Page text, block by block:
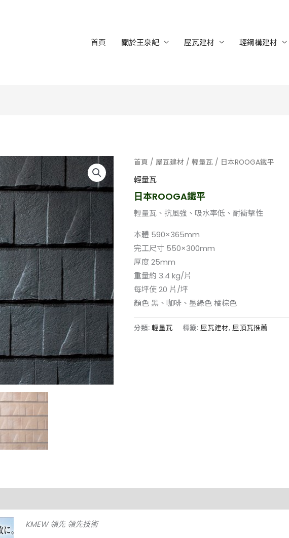
首頁 關於王泉記 屋瓦建材 輕鋼構建材
首頁 / 屋瓦建材 / 輕量瓦 / 日本ROOGA鐵平
輕量瓦
日本ROOGA鐵平
輕量瓦、抗風強、吸水率低、耐衝擊性
本體 590×365mm
完工尺寸 550×300mm
厚度 25mm
重量約 3.4 kg/片
每坪使 20 片/坪
顏色 黑、咖啡、墨綠色 橘棕色
分類: 輕量瓦 標籤: 屋瓦建材, 屋頂瓦推薦
KMEW 領先 領先技術